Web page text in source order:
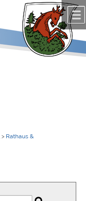
springen.
> Rathaus &